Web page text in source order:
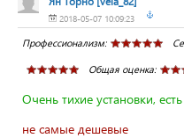
2018-05-07 10:09:23
Профессионализм:
Общая оценка:
Очень тихие установки,
не самые дешевые